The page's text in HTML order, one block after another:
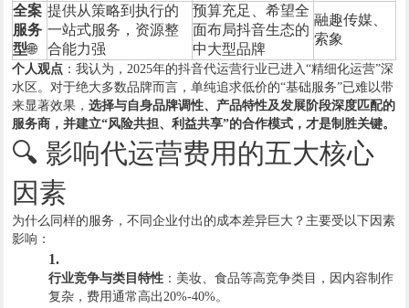
全案
服务
型🌐
提供从策略到执行的
一站式服务，资源整
合能力强
预算充足、希望全
面布局抖音生态的
中大型品牌
融趣传媒、
索象
个人观点 ：我认为，2025年的抖音代运营行业已进入“精细化运营”深
水区。对于绝大多数品牌而言，单纯追求低价的“基础服务”已难以带
来显著效果，选择与自身品牌调性、产品特性及发展阶段深度匹配的
服务商，并建立“风险共担、利益共享”的合作模式，才是制胜关键。
🔍 影响代运营费用的五大核心
因素
为什么同样的服务，不同企业付出的成本差异巨大？主要受以下因素
影响：
1.
行业竞争与类目特性 ：美妆、食品等高竞争类目，因内容制作
复杂，费用通常高出20%-40%。